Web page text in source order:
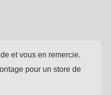
et vous en remercie.
pour un store de